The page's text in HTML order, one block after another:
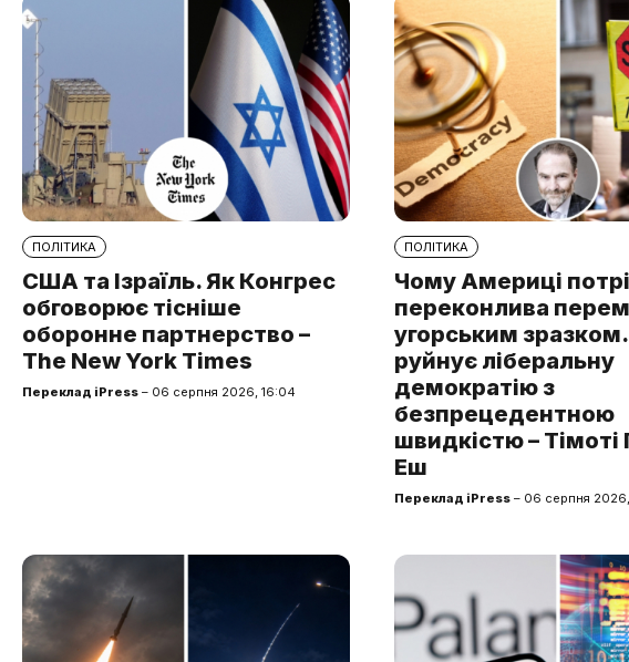
ПОЛІТИКА
США та Ізраїль. Як Конгрес
обговорює тісніше
оборонне партнерство –
The New York Times
Переклад iPress – 06 серпня 2026, 16:04
ПОЛІТИКА
Чому Америці
переконлива
угорським
руйнує ліберальну
демократію з
безпрецедентною
швидкістю – Тімоті
Еш
Переклад iPress – 06 серпня 2026,